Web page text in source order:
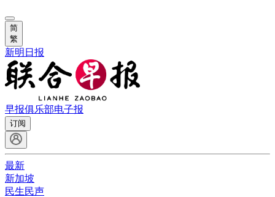
简
繁
新明日报
早报俱乐部电子报
订阅
最新
新加坡
民生民声